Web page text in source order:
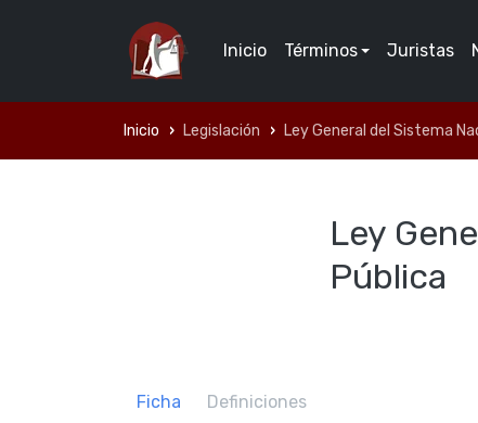
Inicio Términos Juristas
Inicio Legislación Ley General del Sistema
Ley
Pública
Ficha Definiciones